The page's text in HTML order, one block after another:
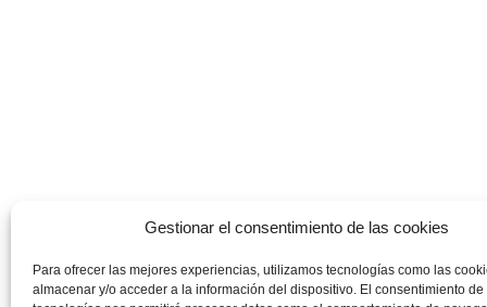
Gestionar el consentimiento de las cookies
Para ofrecer las mejores experiencias, utilizamos tecnologías como las
almacenar y/o acceder a la información del dispositivo. El consentimiento de